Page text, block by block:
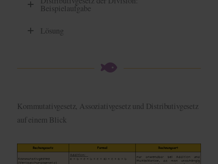
Beispielaufgabe
Lösung
Kommutativgesetz, Assoziativgesetz und Distributivgesetz
auf einem Blick